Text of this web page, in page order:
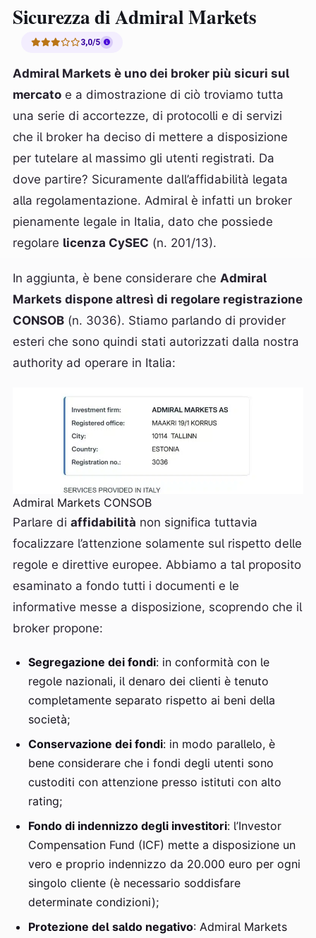
Sicurezza di Admiral Markets
3,0/5
Admiral Markets è uno dei broker più sicuri sul
mercato e a dimostrazione di ciò troviamo tutta
una serie di accortezze, di protocolli e di servizi
che il broker ha deciso di mettere a disposizione
per tutelare al massimo gli utenti registrati. Da
dove partire? Sicuramente dall’affidabilità legata
alla regolamentazione. Admiral è infatti un broker
pienamente legale in Italia, dato che possiede
regolare licenza CySEC (n. 201/13).
In aggiunta, è bene considerare che Admiral
Markets dispone altresì di regolare registrazione
CONSOB (n. 3036). Stiamo parlando di provider
esteri che sono quindi stati autorizzati dalla nostra
authority ad operare in Italia:
Admiral Markets CONSOB
Parlare di affidabilità non significa tuttavia
focalizzare l’attenzione solamente sul rispetto delle
regole e direttive europee. Abbiamo a tal proposito
esaminato a fondo tutti i documenti e le
informative messe a disposizione, scoprendo che il
broker propone:
Segregazione dei fondi: in conformità con le
regole nazionali, il denaro dei clienti è tenuto
completamente separato rispetto ai beni della
società;
Conservazione dei fondi: in modo parallelo, è
bene considerare che i fondi degli utenti sono
custoditi con attenzione presso istituti con alto
rating;
Fondo di indennizzo degli investitori: l’Investor
Compensation Fund (ICF) mette a disposizione un
vero e proprio indennizzo da 20.000 euro per ogni
singolo cliente (è necessario soddisfare
determinate condizioni);
Protezione del saldo negativo: Admiral Markets